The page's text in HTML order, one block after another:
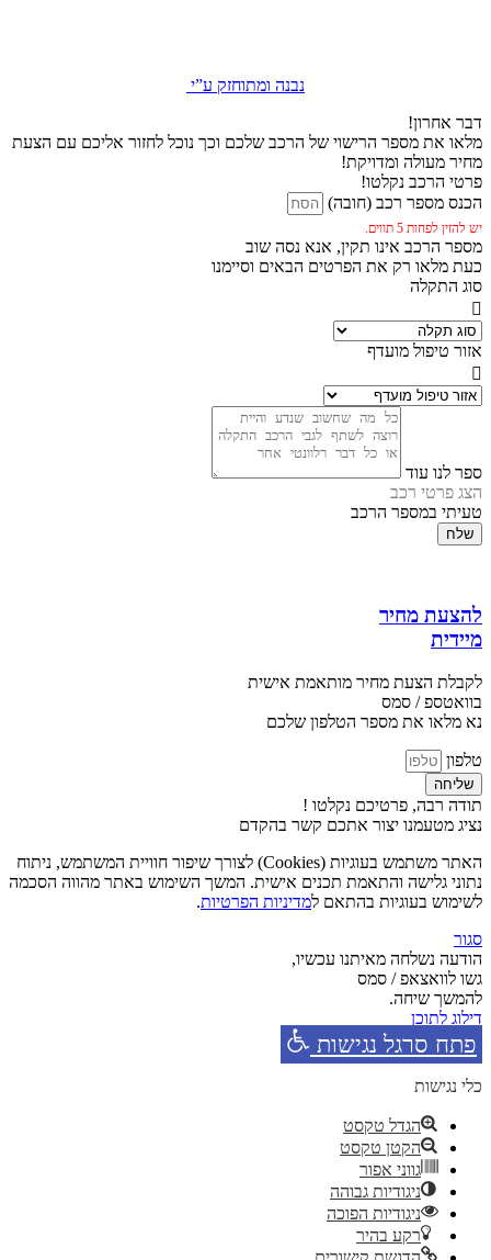
נבנה ומתוחזק ע”י
דבר אחרון!
מלאו את מספר הרישוי של הרכב שלכם וכך נוכל לחזור אליכם עם הצעת
מחיר מעולה ומדויקת!
פרטי הרכב נקלטו!
הכנס מספר רכב (חובה)
יש להזין לפחות 5 תווים.
מספר הרכב אינו תקין, אנא נסה שוב
כעת מלאו רק את הפרטים הבאים וסיימנו
סוג התקלה
אזור טיפול מועדף
ספר לנו עוד
הצג פרטי רכב
טעיתי במספר הרכב
שלח
להצעת מחיר
מיידית
לקבלת הצעת מחיר מותאמת אישית
בוואטספ / סמס
נא מלאו את מספר הטלפון שלכם
טלפון
שליחה
תודה רבה, פרטיכם נקלטו !
נציג מטעמנו יצור אתכם קשר בהקדם
האתר משתמש בעוגיות (Cookies) לצורך שיפור חוויית המשתמש, ניתוח
נתוני גלישה והתאמת תכנים אישית. המשך השימוש באתר מהווה הסכמה
לשימוש בעוגיות בהתאם למדיניות הפרטיות.
סגור
הודעה נשלחה מאיתנו עכשיו,
גשו לוואצאפ / סמס
להמשך שיחה.
דילוג לתוכן
פתח סרגל נגישות
כלי נגישות
הגדל טקסט
הקטן טקסט
גווני אפור
ניגודיות גבוהה
ניגודיות הפוכה
רקע בהיר